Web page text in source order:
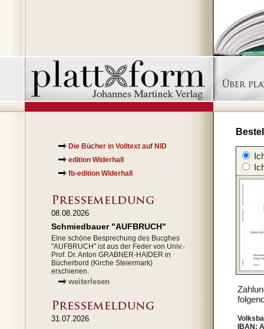
Die Bücher in Volltext auf NID
edition Widerhall
fb-edition Widerhall
08.08.2026
Schmiedbauer "AUFBRUCH"
Eine schöne Besprechung des Bucghes
"AUFBRUCH" ist aus der Feder von Univ.-
Prof. Dr. Anton GRABNER-HAIDER in
Bücherbord (Kirche Steiermark)
erschienen.
weiterlesen
31.07.2026
IBAN: